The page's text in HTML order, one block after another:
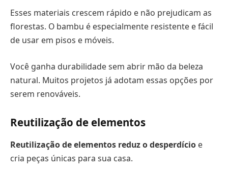
Esses materiais crescem rápido e não prejudicam as
florestas. O bambu é especialmente resistente e fácil
de usar em pisos e móveis.
Você ganha durabilidade sem abrir mão da beleza
natural. Muitos projetos já adotam essas opções por
serem renováveis.
Reutilização de elementos
Reutilização de elementos reduz o desperdício e
cria peças únicas para sua casa.